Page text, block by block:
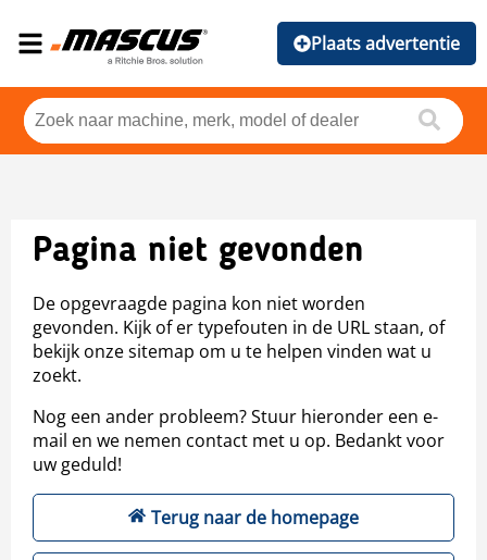
Plaats advertentie
Pagina niet gevonden
De opgevraagde pagina kon niet worden
gevonden. Kijk of er typefouten in de URL staan, of
bekijk onze sitemap om u te helpen vinden wat u
zoekt.
Nog een ander probleem? Stuur hieronder een e-
mail en we nemen contact met u op. Bedankt voor
uw geduld!
Terug naar de homepage